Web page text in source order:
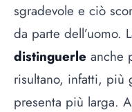
sgradevole e ciò
da parte dell’uomo.
distinguerle anche
risultano, infatti, più
presenta più larga.